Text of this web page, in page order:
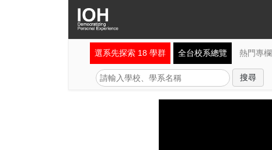
選系先探索 18 學群 全台校系總覽 熱門專欄